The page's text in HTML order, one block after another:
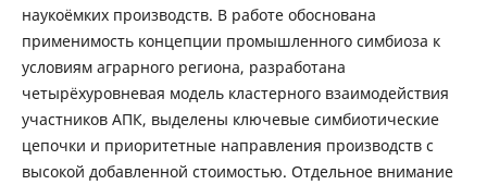
наукоёмких производств. В работе обоснована
применимость концепции промышленного симбиоза к
условиям аграрного региона, разработана
четырёхуровневая модель кластерного взаимодействия
участников АПК, выделены ключевые симбиотические
цепочки и приоритетные направления производств с
высокой добавленной стоимостью. Отдельное внимание